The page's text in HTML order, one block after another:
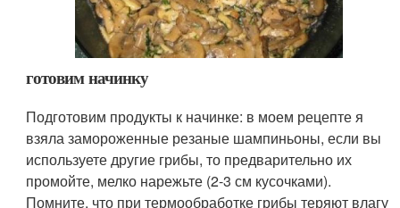
готовим начинку
Подготовим продукты к начинке: в моем рецепте я
взяла замороженные резаные шампиньоны, если вы
используете другие грибы, то предварительно их
промойте, мелко нарежьте (2-3 см кусочками).
Помните, что при термообработке грибы теряют влагу